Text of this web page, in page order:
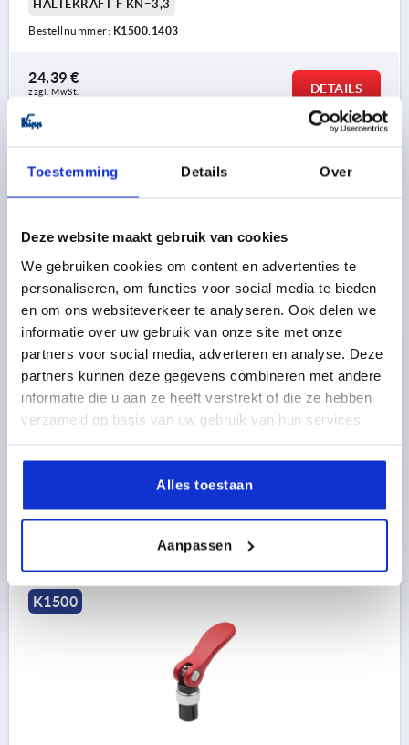
Toestemming Details Over
Deze website maakt gebruik van cookies
We gebruiken cookies om content en advertenties te
personaliseren, om functies voor social media te bieden
en om ons websiteverkeer te analyseren. Ook delen we
informatie over uw gebruik van onze site met onze
partners voor social media, adverteren en analyse. Deze
partners kunnen deze gegevens combineren met andere
informatie die u aan ze heeft verstrekt of die ze hebben
verzameld op basis van uw gebruik van hun services.
Alles toestaan
Aanpassen
HALTEKRAFT F KN=3,3
Bestellnummer: K1500.1403
24,39 €
zzgl. MwSt.
DETAILS
EXZENTERHEBEL MIT SPANNDORN GR.9, D=10,
ALUMINIUM ROT KUNSTSTOFFBESCHICHTET,
KOMP:STAHL
D=10 FARBE GRIFFHEBEL=ROT
A=36,2
GRIFFLÄNGE=41,7
BREITE=14,4 D1=12
H=9
HÖHE=13
H2=25 H3=10,4
HANDKRAFT FH N=90
20,96 €
K1500